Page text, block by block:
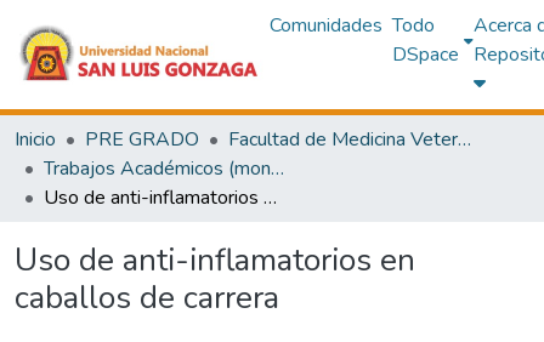
Comunidades Todo
DSpace
Acerca
Inicio PRE GRADO
Facultad de Medicina Veterinaria y Zootecnia
Trabajos Académicos (monografías)
Uso de anti-inflamatorios en caballos de carrera
Uso de anti-inflamatorios en
caballos de carrera